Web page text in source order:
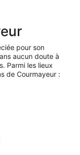
pour son
aucun doute à
Parmi les lieux
de Courmayeur :